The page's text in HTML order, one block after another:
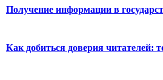
Получение информации в
Как добиться доверия читателей: